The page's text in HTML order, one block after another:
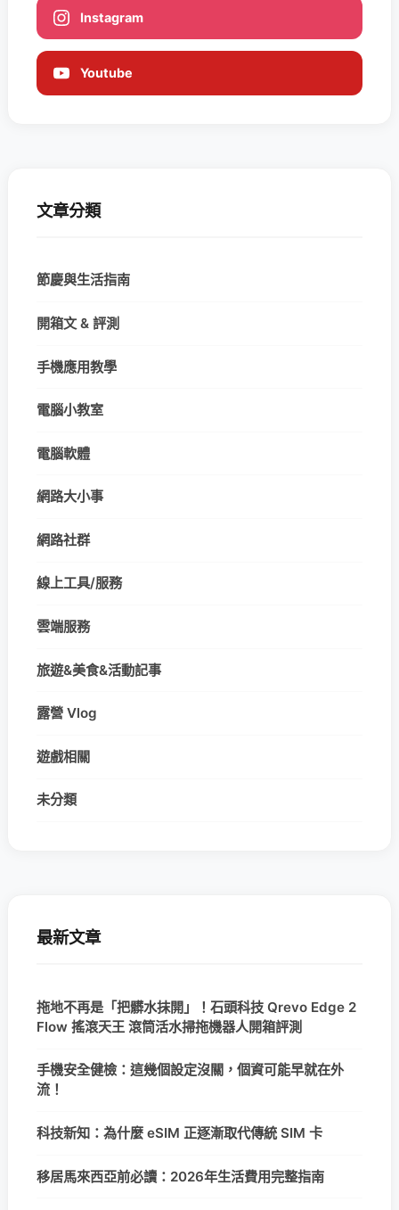
Instagram
Youtube
文章分類
節慶與生活指南
開箱文 & 評測
手機應用教學
電腦小教室
電腦軟體
網路大小事
網路社群
線上工具/服務
雲端服務
旅遊&美食&活動記事
露營 Vlog
遊戲相關
未分類
最新文章
拖地不再是「把髒水抹開」！石頭科技 Qrevo Edge 2
Flow 搖滾天王 滾筒活水掃拖機器人開箱評測
手機安全健檢：這幾個設定沒關，個資可能早就在外
流！
科技新知：為什麼 eSIM 正逐漸取代傳統 SIM 卡
移居馬來西亞前必讀：2026年生活費用完整指南